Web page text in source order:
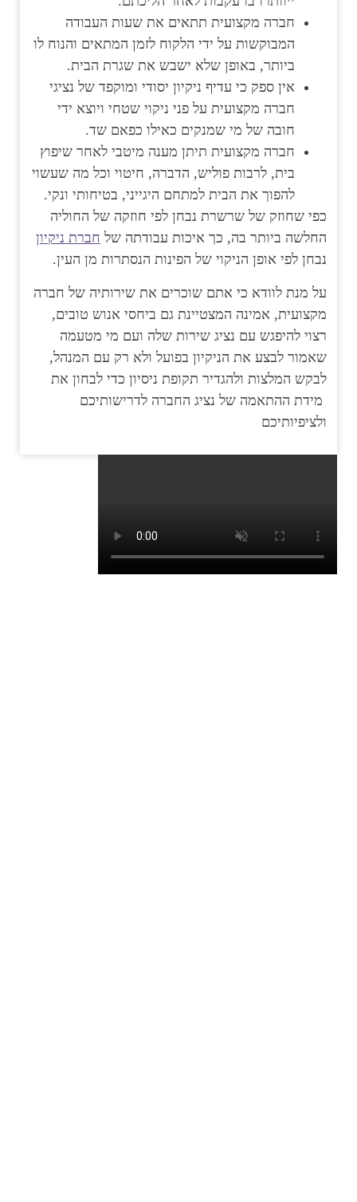
חברה מקצועית תתאים את שעות העבודה
המבוקשות על ידי הלקוח לזמן המתאים והנוח לו
ביותר, באופן שלא ישבש את שגרת הבית.
אין ספק כי עדיף ניקיון יסודי ומוקפד של נציגי
חברה מקצועית על פני ניקוי שטחי ויוצא ידי
חובה של מי שמנקים כאילו כפאם שד.
חברה מקצועית תיתן מענה מיטבי לאחר שיפוץ
בית, לרבות פוליש, הדברה, חיטוי וכל מה שעשוי
להפוך את הבית למתחם היגייני, בטיחותי ונקי.
כפי שחוזק של שרשרת נבחן לפי חוזקה של החוליה
החלשה ביותר בה, כך איכות עבודתה של חברת ניקיון
נבחן לפי אופן הניקוי של הפינות הנסתרות מן העין.
על מנת לוודא כי אתם שוכרים את שירותיה של חברה
מקצועית, אמינה המצטיינת גם ביחסי אנוש טובים,
רצוי להיפגש עם נציג שירות שלה ועם מי מטעמה
שאמור לבצע את הניקיון בפועל ולא רק עם המנהל,
לבקש המלצות ולהגדיר תקופת ניסיון כדי לבחון את
מידת ההתאמה של נציג החברה לדרישותיכם
ולציפיותיכם